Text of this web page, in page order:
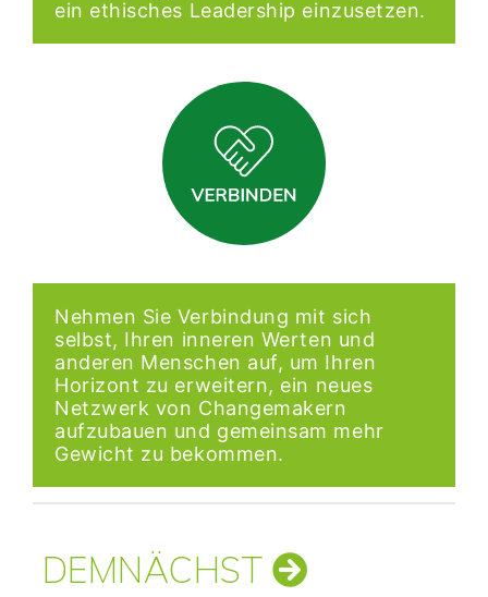
ein ethisches Leadership einzusetzen.
Nehmen Sie Verbindung mit sich
selbst, Ihren inneren Werten und
anderen Menschen auf, um Ihren
Horizont zu erweitern, ein neues
Netzwerk von Changemakern
aufzubauen und gemeinsam mehr
Gewicht zu bekommen.
DEMNÄCHST